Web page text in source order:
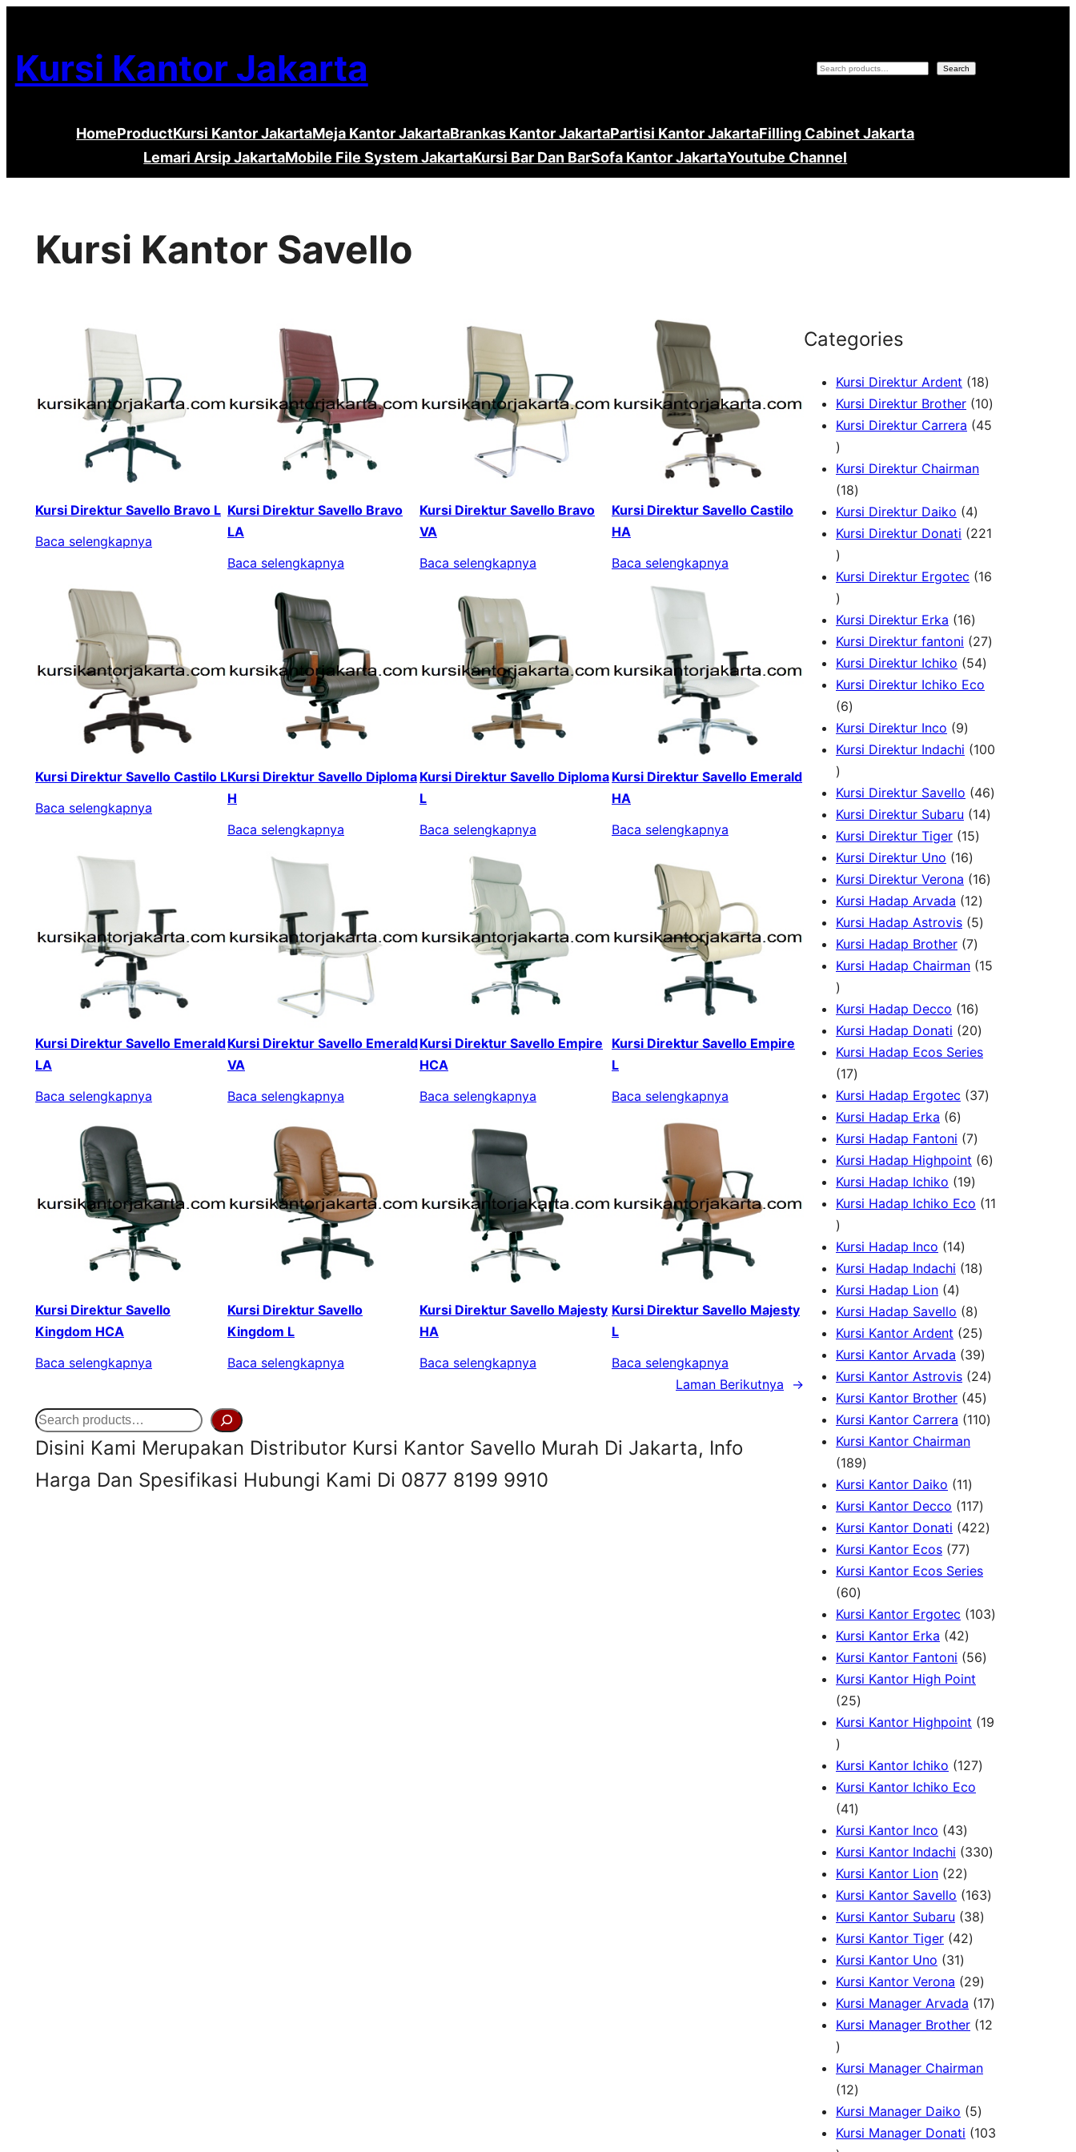
ke
konten
Kursi Kantor Jakarta Search Search
HomeProductKursi Kantor JakartaMeja Kantor JakartaBrankas Kantor JakartaPartisi Kantor JakartaFilling Cabinet Jakarta
Lemari Arsip JakartaMobile File System JakartaKursi Bar Dan BarSofa Kantor JakartaYoutube Channel
Kursi Kantor Savello
Kursi Direktur Savello Bravo L
Baca selengkapnya
Kursi Direktur Savello Bravo
LA
Baca selengkapnya
Kursi Direktur Savello Bravo
VA
Baca selengkapnya
Kursi Direktur Savello Castilo
HA
Baca selengkapnya
Kursi Direktur Savello Castilo L
Baca selengkapnya
Kursi Direktur Savello Diploma
H
Baca selengkapnya
Kursi Direktur Savello Diploma
L
Baca selengkapnya
Kursi Direktur Savello Emerald
HA
Baca selengkapnya
Kursi Direktur Savello Emerald
LA
Baca selengkapnya
Kursi Direktur Savello Emerald
VA
Baca selengkapnya
Kursi Direktur Savello Empire
HCA
Baca selengkapnya
Kursi Direktur Savello Empire
L
Baca selengkapnya
Kursi Direktur Savello
Kingdom HCA
Baca selengkapnya
Kursi Direktur Savello
Kingdom L
Baca selengkapnya
Kursi Direktur Savello Majesty
HA
Baca selengkapnya
Kursi Direktur Savello Majesty
L
Baca selengkapnya
Laman Berikutnya
→
S
e
a
Disini Kami Merupakan Distributor Kursi Kantor Savello Murah Di Jakarta, Info
Harga Dan Spesifikasi Hubungi Kami Di 0877 8199 9910
Categories
Kursi Direktur Ardent 181
8
P
k
Kursi Direktur Brother 101
0
u
Kursi Direktur Carrera
45
4
5
P
r
o
d
u
k
Kursi Direktur Chairman
181
8
P
o
u
k
Kursi Direktur Daiko 44
P
o
u
k
Kursi Direktur Donati
221
2
2
1
P
r
o
d
u
k
Kursi Direktur Ergotec
16
1
6
P
r
o
d
u
k
Kursi Direktur Erka 161
6
P
r
u
Kursi Direktur fantoni 272
d
k
Kursi Direktur Ichiko 545
4
o
u
k
Kursi Direktur Ichiko Eco
66
P
r
d
u
k
Kursi Direktur Inco 99
P
o
d
u
k
Kursi Direktur Indachi
100
1
0
0
P
r
o
d
u
k
Kursi Direktur Savello 464
Kursi Direktur Subaru 141
r
k
Kursi Direktur Tiger 151
P
r
o
d
u
Kursi Direktur Uno 161
6
P
r
o
d
k
Kursi Direktur Verona 161
o
Kursi Hadap Arvada 121
2
r
u
k
Kursi Hadap Astrovis 55
r
u
k
Kursi Hadap Brother 77
P
o
d
u
Kursi Hadap Chairman 15
1
5
P
r
o
d
u
k
Kursi Hadap Decco 161
6
P
o
u
k
Kursi Hadap Donati 202
0
r
u
Kursi Hadap Ecos Series
171
7
P
r
o
d
u
Kursi Hadap Ergotec 373
r
d
Kursi Hadap Erka 66
P
r
o
d
k
Kursi Hadap Fantoni 77
P
r
o
k
Kursi Hadap Highpoint 66
r
Kursi Hadap Ichiko 191
9
o
u
k
Kursi Hadap Ichiko Eco
11
1
1
P
r
o
d
u
k
Kursi Hadap Inco 141
4
r
o
d
u
k
Kursi Hadap Indachi 181
r
o
d
u
k
Kursi Hadap Lion 44
P
r
o
d
u
k
Kursi Hadap Savello 88
P
r
o
d
u
Kursi Kantor Ardent 252
5
P
r
o
Kursi Kantor Arvada 393
9
P
r
k
Kursi Kantor Astrovis 242
P
k
Kursi Kantor Brother 454
5
d
u
Kursi Kantor Carrera 1101
o
Kursi Kantor Chairman
1891
8
9
P
r
o
u
k
Kursi Kantor Daiko 111
1
P
r
o
u
k
Kursi Kantor Decco 1171
1
P
o
u
Kursi Kantor Donati 4224
r
d
Kursi Kantor Ecos 777
7
r
o
d
u
Kursi Kantor Ecos Series
606
0
P
r
o
d
u
Kursi Kantor Ergotec 1031
o
Kursi Kantor Erka 424
2
P
o
u
k
Kursi Kantor Fantoni 565
r
Kursi Kantor High Point
252
5
r
o
d
u
k
Kursi Kantor Highpoint
19
1
9
P
r
o
d
u
k
Kursi Kantor Ichiko 1271
r
d
u
Kursi Kantor Ichiko Eco
414
1
P
r
o
d
u
k
Kursi Kantor Inco 434
3
P
r
o
d
u
k
Kursi Kantor Indachi 3303
0
u
k
Kursi Kantor Lion 222
2
P
r
o
d
u
k
Kursi Kantor Savello 1631
o
d
Kursi Kantor Subaru 383
r
o
d
k
Kursi Kantor Tiger 424
P
o
u
Kursi Kantor Uno 313
1
P
r
d
k
Kursi Kantor Verona 292
9
P
o
u
k
Kursi Manager Arvada 171
7
u
Kursi Manager Brother 12
1
2
P
r
o
Kursi Manager Chairman
121
2
P
Kursi Manager Daiko 55
P
Kursi Manager Donati
103